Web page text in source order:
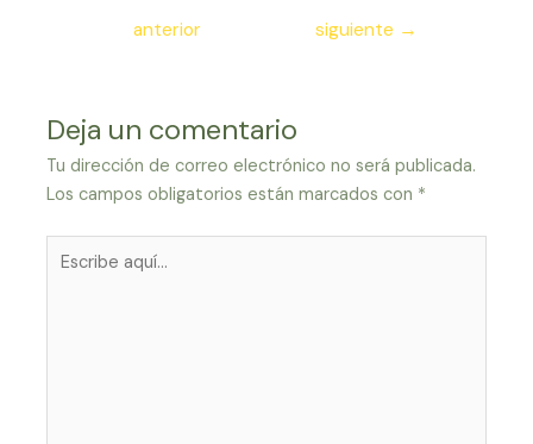
entradasanterior
siguiente →
Deja un comentario
Tu dirección de correo electrónico no será publicada.
Los campos obligatorios están marcados con *